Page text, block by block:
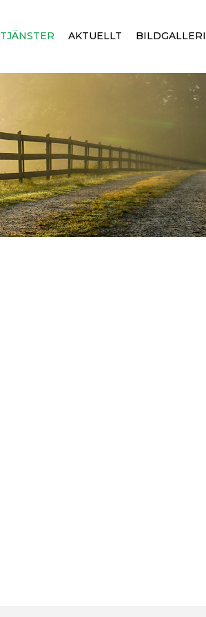
TJÄNSTER AKTUELLT BILDGALLERI